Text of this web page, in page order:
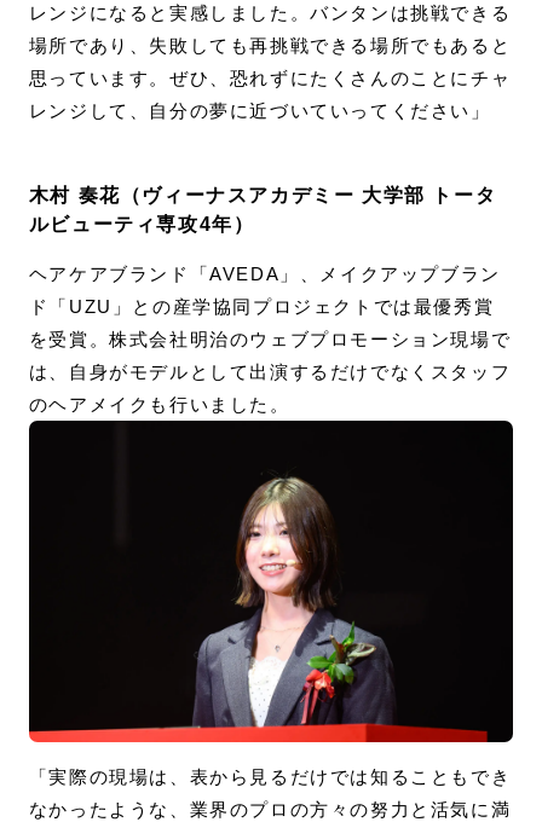
レンジになると実感しました。バンタンは挑戦できる
場所であり、失敗しても再挑戦できる場所でもあると
思っています。ぜひ、恐れずにたくさんのことにチャ
レンジして、自分の夢に近づいていってください」
木村 奏花（ヴィーナスアカデミー 大学部 トータ
ルビューティ専攻4年）
ヘアケアブランド「AVEDA」、メイクアップブラン
ド「UZU」との産学協同プロジェクトでは最優秀賞
を受賞。株式会社明治のウェブプロモーション現場で
は、自身がモデルとして出演するだけでなくスタッフ
のヘアメイクも行いました。
「実際の現場は、表から見るだけでは知ることもでき
なかったような、業界のプロの方々の努力と活気に満